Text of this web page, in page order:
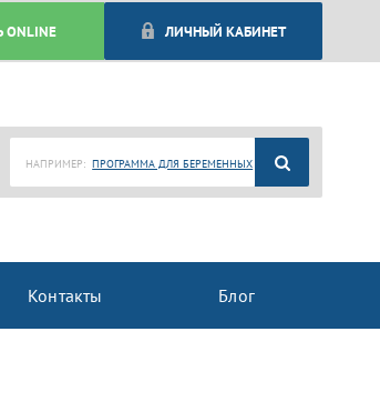
ЛИЧНЫЙ КАБИНЕТ
НАПРИМЕР: ПРОГРАММА ДЛЯ БЕРЕМЕННЫХ
Контакты Блог